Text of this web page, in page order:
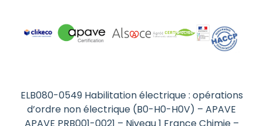
ELB080-0549 Habilitation électrique : opérations
d’ordre non électrique (B0-H0-H0V) – APAVE